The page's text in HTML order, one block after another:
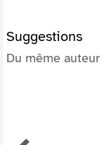
Suggestions
Du même auteur